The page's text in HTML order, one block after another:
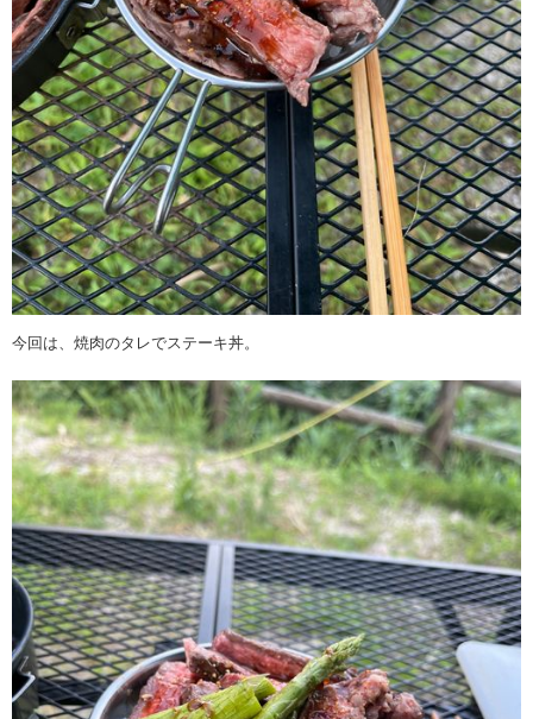
今回は、焼肉のタレでステーキ丼。